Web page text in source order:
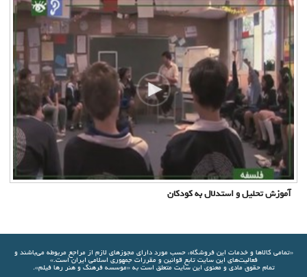
آموزش تحلیل و استدلال به کودکان
«تمامي كالاها و خدمات اين فروشگاه، حسب مورد دارای مجوزهای لازم از مراجع مربوطه مي‌باشند و
فعاليت‌های اين سايت تابع قوانين و مقررات جمهوری اسلامی ايران است.»
تمام حقوق مادی و معنوی این سایت متعلق است به «موسسه فرهنگ و هنر رها فیلم».